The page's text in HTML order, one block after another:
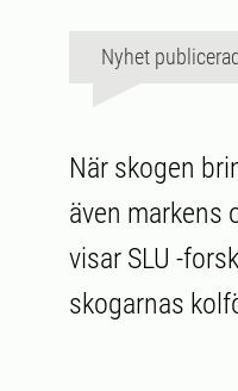
Nyhet
När skogen
även markens
visar SLU -
skogarnas